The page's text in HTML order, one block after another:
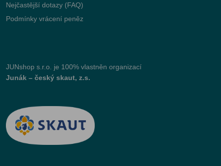
Nejčastější dotazy (FAQ)
Podmínky vrácení peněz
JUNshop s.r.o.
je 100% vlastněn organizací
Junák – český skaut, z.s.